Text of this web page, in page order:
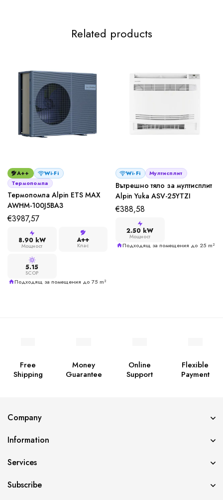
Related products
A++
Wi-Fi
Термопомпа
Термопомпа Alpin ETS MAX
AWHM-100J5BA3
€3987,57
8.90 kW
Мощност
A++
Клас
5.15
SCOP
Подходящ за помещения до 75 m²
Wi-Fi Мултисплит
Вътрешно тяло за мултисплит
Alpin Yuka ASV-25YTZI
€388,58
2.50 kW
Мощност
Подходящ за помещения до 25 m²
Free
Shipping
Money
Guarantee
Online
Support
Flexible
Payment
Company
Information
Services
Subscribe